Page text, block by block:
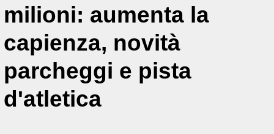
milioni: aumenta la
capienza, novità
parcheggi e pista
d'atletica